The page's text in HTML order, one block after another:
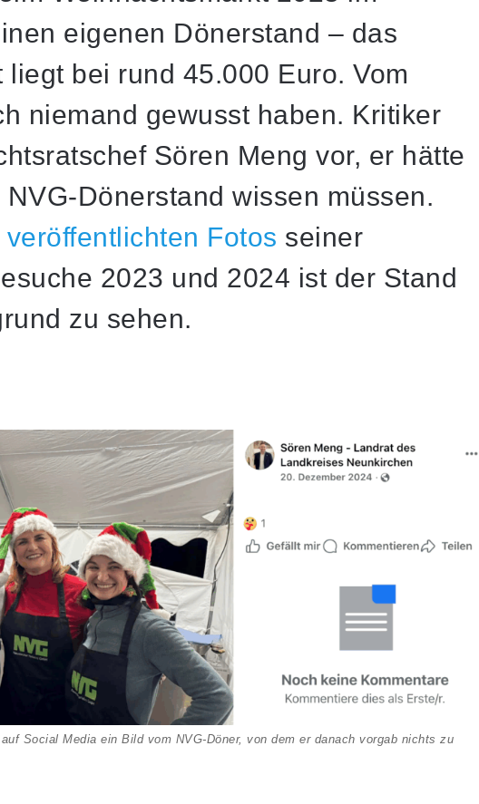
eigenen Dönerstand – das
bei rund 45.000 Euro. Vom
niemand gewusst haben. Kritiker
Sören Meng vor, er hätte
Dönerstand wissen müssen.
Fotos seiner
2023 und 2024 ist der Stand
zu sehen.
Social Media ein Bild vom NVG-Döner, von dem er danach vorgab nichts zu